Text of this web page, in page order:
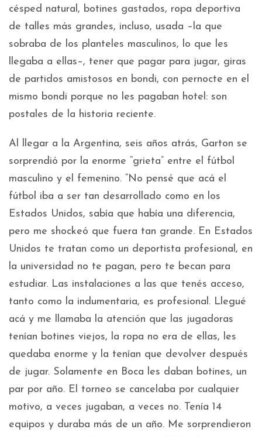
césped natural, botines gastados, ropa deportiva
de talles más grandes, incluso, usada –la que
sobraba de los planteles masculinos, lo que les
llegaba a ellas–, tener que pagar para jugar, giras
de partidos amistosos en bondi, con pernocte en el
mismo bondi porque no les pagaban hotel: son
postales de la historia reciente.
Al llegar a la Argentina, seis años atrás, Garton se
sorprendió por la enorme “grieta” entre el fútbol
masculino y el femenino. “No pensé que acá el
fútbol iba a ser tan desarrollado como en los
Estados Unidos, sabía que había una diferencia,
pero me shockeó que fuera tan grande. En Estados
Unidos te tratan como un deportista profesional, en
la universidad no te pagan, pero te becan para
estudiar. Las instalaciones a las que tenés acceso,
tanto como la indumentaria, es profesional. Llegué
acá y me llamaba la atención que las jugadoras
tenían botines viejos, la ropa no era de ellas, les
quedaba enorme y la tenían que devolver después
de jugar. Solamente en Boca les daban botines, un
par por año. El torneo se cancelaba por cualquier
motivo, a veces jugaban, a veces no. Tenía 14
equipos y duraba más de un año. Me sorprendieron